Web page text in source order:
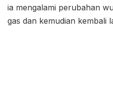
ia mengalami perubahan
gas dan kemudian kembali